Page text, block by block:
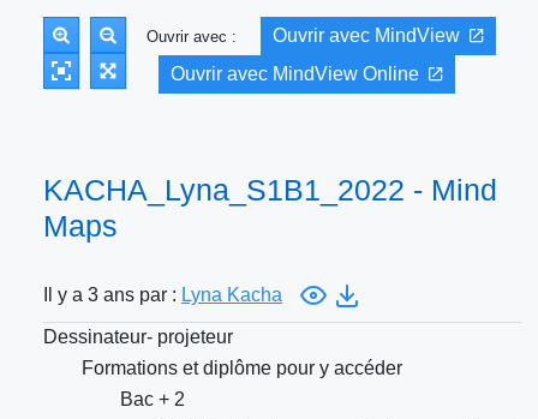
Ouvrir avec :
Ouvrir avec MindView
Ouvrir avec MindView Online
KACHA_Lyna_S1B1_2022 - Mind
Maps
Il y a 3 ans par : Lyna Kacha
Dessinateur- projeteur
Formations et diplôme pour y accéder
Bac + 2